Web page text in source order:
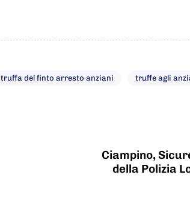
truffa del finto arresto anziani truffe agli
Ciampino,
della Polizia